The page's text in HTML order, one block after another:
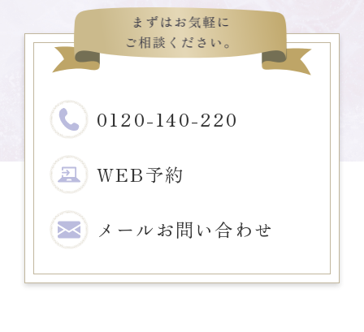
0120-140-220
WEB予約
メールお問い合わせ